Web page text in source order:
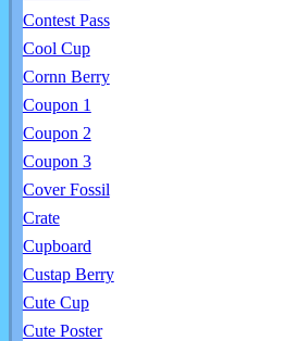
Contest Pass
Cool Cup
Cornn Berry
Coupon 1
Coupon 2
Coupon 3
Cover Fossil
Crate
Cupboard
Custap Berry
Cute Cup
Cute Poster